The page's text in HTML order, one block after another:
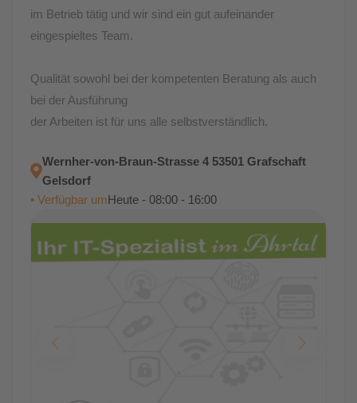
im Betrieb tätig und wir sind ein gut aufeinander
eingespieltes Team.
Qualität sowohl bei der kompetenten Beratung als auch
bei der Ausführung
der Arbeiten ist für uns alle selbstverständlich.
Wernher-von-Braun-Strasse 4 53501 Grafschaft
Gelsdorf
• Verfügbar umHeute - 08:00 - 16:00